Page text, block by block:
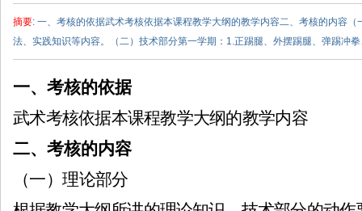
摘要: 一、考核的依据武术考核依据本课程教学大纲的教学内容二、考核的内容
法、实践知识等内容。（二）技术部分第一学期：1.正踢腿、外摆踢腿、弹踢冲
一、考核的依据
武术考核依据本课程教学大纲的教学内容
二、考核的内容
（一）理论部分